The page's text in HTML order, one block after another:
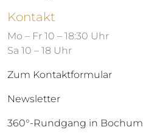
Kontakt
Mo – Fr 10 – 18:30 Uhr
Sa 10 – 18 Uhr
Zum Kontaktformular
Newsletter
360°-Rundgang in Bochum